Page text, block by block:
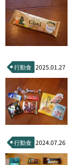
行動食 2025.01.27
行動食 2024.07.26